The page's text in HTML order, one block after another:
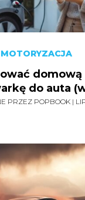
MOTORYZACJA
domową
do auta
PRZEZ POPBOOK |